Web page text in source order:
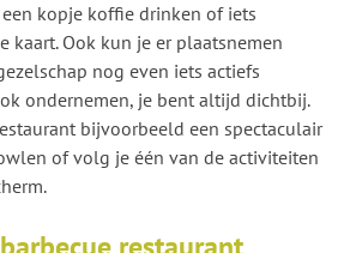
kopje koffie drinken of iets
kaart. Ook kun je er plaatsnemen
nog even iets actiefs
ondernemen, je bent altijd dichtbij.
bijvoorbeeld een spectaculair
of volg je één van de activiteiten